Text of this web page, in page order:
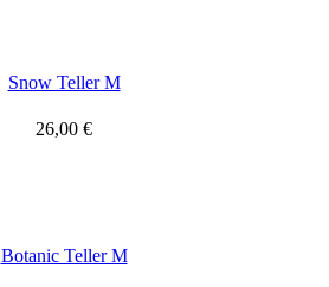
Snow Teller M
26,00 €
Botanic Teller M